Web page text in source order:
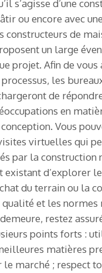
s’agisse d’une
ou encore avec
constructeurs de
un large
projet. Afin de
les
de
en
Vous
virtuelles qui
par la construction
existant d’explorer
du terrain ou la
qualité et les normes
restez
points forts :
matières
marché ; respect